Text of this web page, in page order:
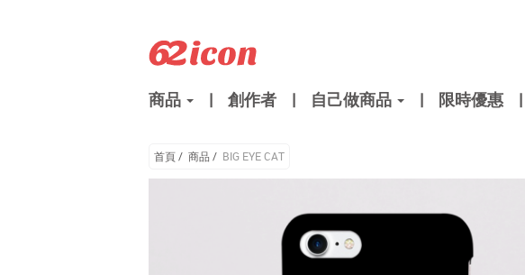
商品 | 創作者 | 自己做商品 | 限時優惠 |
首頁/ 商品 / BIG EYE CAT